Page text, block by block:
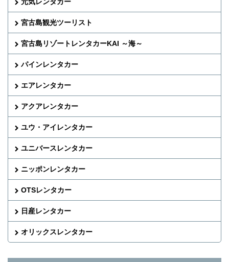
宮古島観光ツーリスト
宮古島リゾートレンタカーKAI ～海～
パインレンタカー
エアレンタカー
アクアレンタカー
ユウ・アイレンタカー
ユニバースレンタカー
ニッポンレンタカー
OTSレンタカー
日産レンタカー
オリックスレンタカー